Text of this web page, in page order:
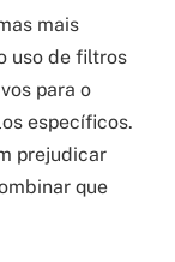
mais
uso de filtros
para o
específicos.
prejudicar
que